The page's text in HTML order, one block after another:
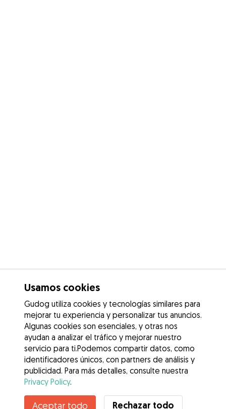
Usamos cookies
Gudog utiliza cookies y tecnologías similares para
mejorar tu experiencia y personalizar tus anuncios.
Algunas cookies son esenciales, y otras nos
ayudan a analizar el tráfico y mejorar nuestro
servicio para ti.Podemos compartir datos, como
identificadores únicos, con partners de análisis y
publicidad. Para más detalles, consulte nuestra
Privacy Policy.
Aceptar todo Rechazar todo